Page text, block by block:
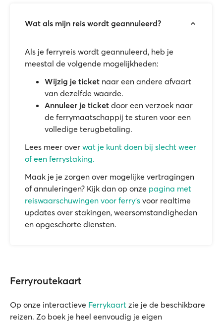
Wat als mijn reis wordt geannuleerd?
Als je ferryreis wordt geannuleerd, heb je
meestal de volgende mogelijkheden:
Wijzig je ticket naar een andere afvaart
van dezelfde waarde.
Annuleer je ticket door een verzoek naar
de ferrymaatschappij te sturen voor een
volledige terugbetaling.
Lees meer over wat je kunt doen bij slecht weer
of een ferrystaking.
Maak je je zorgen over mogelijke vertragingen
of annuleringen? Kijk dan op onze pagina met
reiswaarschuwingen voor ferry's voor realtime
updates over stakingen, weersomstandigheden
en opgeschorte diensten.
Ferryroutekaart
Op onze interactieve Ferrykaart zie je de beschikbare
reizen. Zo boek je heel eenvoudig je eigen